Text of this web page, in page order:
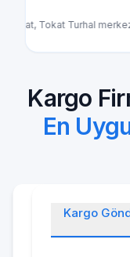
Yıldız Yük
Kargo
En
Kargo